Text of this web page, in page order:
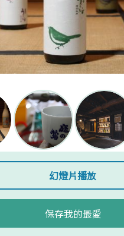
幻燈片播放
保存我的最愛